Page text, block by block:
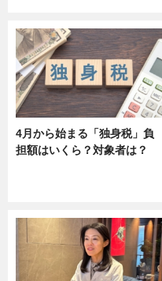
4月から始まる「独身税」負
担額はいくら？対象者は？